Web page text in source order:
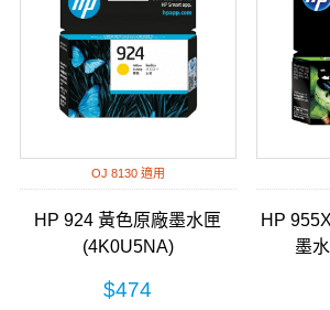
OJ 8130 適用
HP 924 黃色原廠墨水匣
(4K0U5NA)
$474
HP
墨